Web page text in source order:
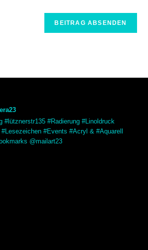
#lütznerstr135 #Radierung #Linoldruck
#Events #Acryl & #Aquarell
@mailart23